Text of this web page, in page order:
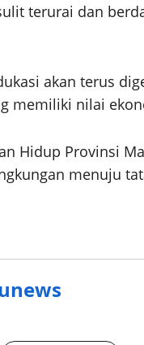
terurai dan
akan terus
memiliki nilai
Hidup Provinsi
menuju